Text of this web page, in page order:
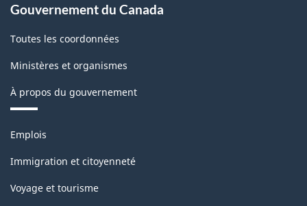
Gouvernement du Canada
Toutes les coordonnées
Ministères et organismes
À propos du gouvernement
Thèmes
sujets
Emplois
Immigration et citoyenneté
Voyage et tourisme